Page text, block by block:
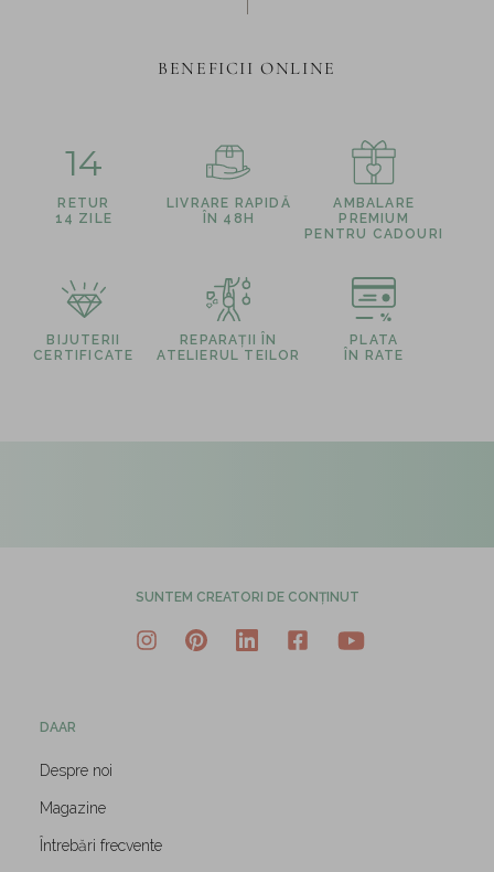
BENEFICII ONLINE
14
RETUR
14 ZILE
LIVRARE RAPIDĂ
ÎN 48H
AMBALARE
PREMIUM
PENTRU CADOURI
BIJUTERII
CERTIFICATE
REPARAȚII ÎN
ATELIERUL TEILOR
PLATA
ÎN RATE
SUNTEM CREATORI DE CONȚINUT
DAAR
Despre noi
Magazine
Întrebări frecvente